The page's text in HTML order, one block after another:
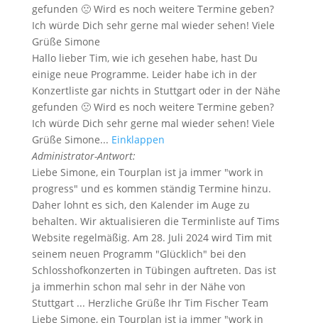
gefunden 🙁 Wird es noch weitere Termine geben?
Ich würde Dich sehr gerne mal wieder sehen! Viele
Grüße Simone
Hallo lieber Tim, wie ich gesehen habe, hast Du
einige neue Programme. Leider habe ich in der
Konzertliste gar nichts in Stuttgart oder in der Nähe
gefunden 🙁 Wird es noch weitere Termine geben?
Ich würde Dich sehr gerne mal wieder sehen! Viele
Grüße Simone... Einklappen
Administrator-Antwort:
Liebe Simone, ein Tourplan ist ja immer "work in
progress" und es kommen ständig Termine hinzu.
Daher lohnt es sich, den Kalender im Auge zu
behalten. Wir aktualisieren die Terminliste auf Tims
Website regelmäßig. Am 28. Juli 2024 wird Tim mit
seinem neuen Programm "Glücklich" bei den
Schlosshofkonzerten in Tübingen auftreten. Das ist
ja immerhin schon mal sehr in der Nähe von
Stuttgart ... Herzliche Grüße Ihr Tim Fischer Team
Liebe Simone, ein Tourplan ist ja immer "work in